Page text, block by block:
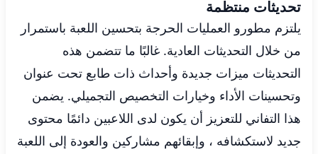
تحديثات منتظمة
يلتزم مطورو العمليات الحرجة بتحسين اللعبة باستمرار
من خلال التحديثات العادية. غالبًا ما تتضمن هذه
التحديثات ميزات جديدة وأحداث ذات طابع تحت عنوان
وتحسينات الأداء وخيارات التخصيص التجميلي. يضمن
هذا التفاني للتعزيز أن يكون لدى اللاعبين دائمًا محتوى
جديد لاستكشافه ، وإبقائهم مشاركين والعودة إلى اللعبة